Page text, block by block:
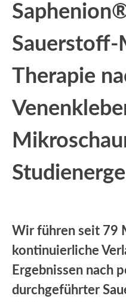
Therapie
Wir führen seit 79
kontinuierliche
Ergebnissen nach
durchgeführter